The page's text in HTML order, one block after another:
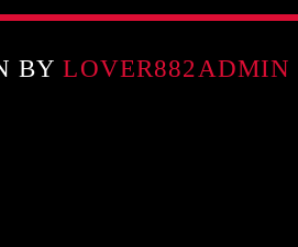
BYLOVER882ADMIN